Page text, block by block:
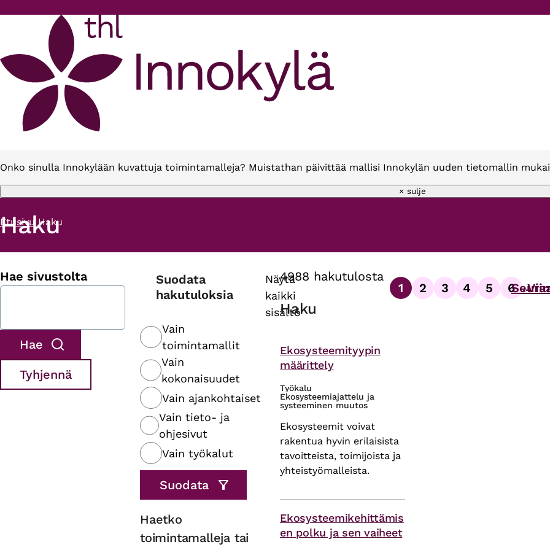
Onko sinulla Innokylään kuvattuja toimintamalleja? Muistathan päivittää mallisi Innokylän uuden tietomallin
× sulje
Murupolku
Etusivu Haku
Haku
Hae sivustolta
Suodata
hakutuloksia
Näytä
kaikki
sisältö
Vain
toimintamallit
Vain
kokonaisuudet
Vain ajankohtaiset
Vain tieto- ja
ohjesivut
Vain työkalut
Haetko
toimintamalleja tai
4988 hakutulosta
Haku
Ekosysteemityypin
määrittely
Työkalu
Ekosysteemiajattelu ja
systeeminen muutos
Ekosysteemit voivat
rakentua hyvin erilaisista
tavoitteista, toimijoista ja
yhteistyömalleista.
Ekosysteemikehittämis
en polku ja sen vaiheet
Sivutus
Sivu
1
Sivu
2
Sivu
3
Sivu
4
Sivu
5
Sivu
6 …